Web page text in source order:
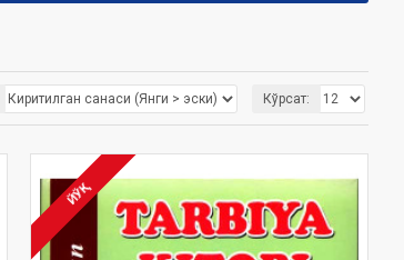
Кўрсат:
ЙЎҚ